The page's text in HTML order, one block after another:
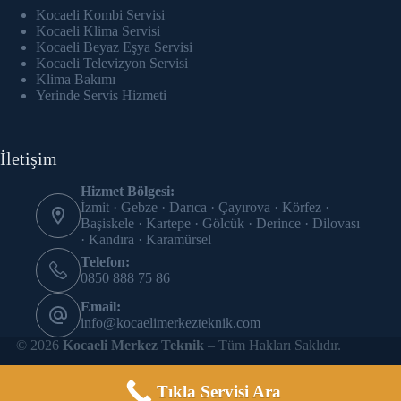
panel
Panel
panel
panel
panel
panel
panel
panel
panel
Kocaeli Kombi Servisi
Kocaeli Klima Servisi
Kocaeli Beyaz Eşya Servisi
Kocaeli Televizyon Servisi
Klima Bakımı
Yerinde Servis Hizmeti
İletişim
Hizmet Bölgesi:
İzmit · Gebze · Darıca · Çayırova · Körfez ·
Başiskele · Kartepe · Gölcük · Derince · Dilovası
· Kandıra · Karamürsel
Telefon:
0850 888 75 86
Email:
info@kocaelimerkezteknik.com
© 2026Kocaeli Merkez Teknik – Tüm Hakları Saklıdır.
Tıkla Servisi Ara